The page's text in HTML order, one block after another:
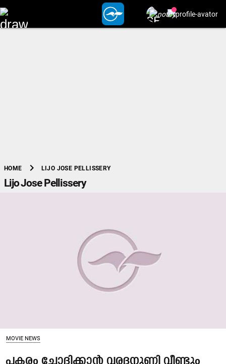
HOME chevron_right LIJO JOSE PELLISSERY
Lijo Jose Pellissery
MOVIE NEWS
പകരം ചോദിക്കാൻ വരദനുണ്ണി വീണ്ടും